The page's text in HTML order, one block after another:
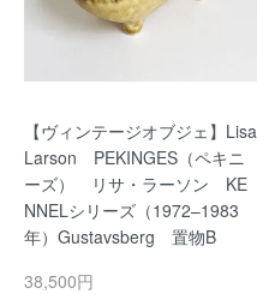
【ヴィンテージオブジェ】Lisa
Larson PEKINGES（ペキニ
ーズ） リサ・ラーソン KE
NNELシリーズ（1972–1983
年）Gustavsberg 置物B
38,500円